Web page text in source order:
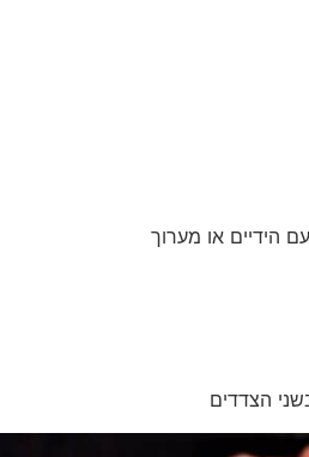
הידיים או מערוך
הצדדים